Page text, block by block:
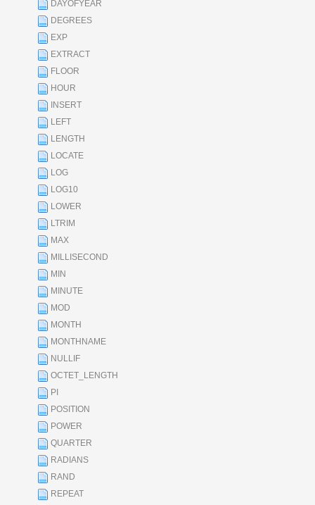
DAYOFYEAR
DEGREES
EXP
EXTRACT
FLOOR
HOUR
INSERT
LEFT
LENGTH
LOCATE
LOG
LOG10
LOWER
LTRIM
MAX
MILLISECOND
MIN
MINUTE
MOD
MONTH
MONTHNAME
NULLIF
OCTET_LENGTH
PI
POSITION
POWER
QUARTER
RADIANS
RAND
REPEAT